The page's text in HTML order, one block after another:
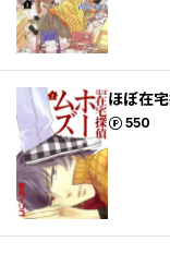
ほぼ在
550
ポイント